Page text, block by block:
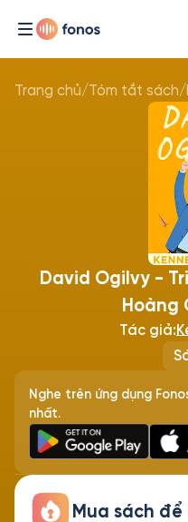
Trang chủ/Tóm tắt sách/
David Ogilvy -
Hoàng
Tác giả:
Nghe trên ứng dụng
nhất.
Mua sách